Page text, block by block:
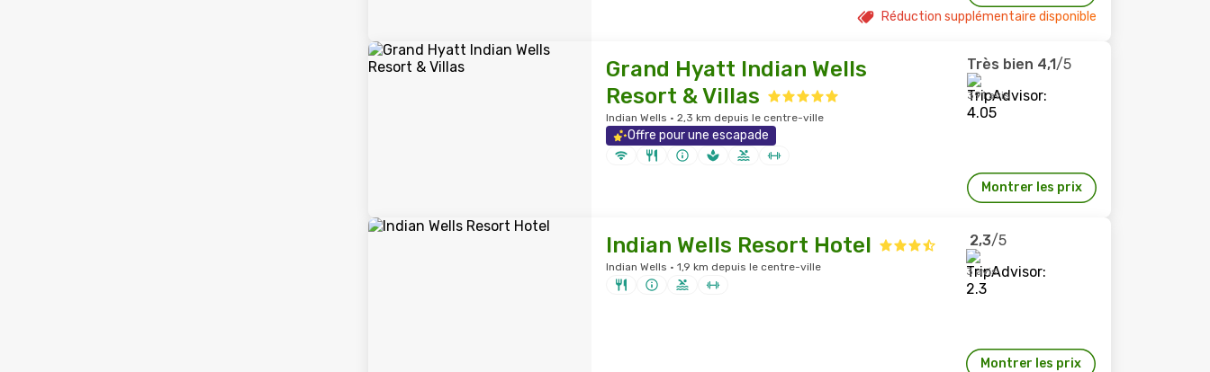
Réduction supplémentaire disponible
Grand Hyatt Indian Wells
Resort & Villas
Indian Wells · 2,3 km depuis le centre-ville
Offre pour une escapade
Très bien 4,1/5
391 avis
Montrer les prix
Indian Wells Resort Hotel
Indian Wells · 1,9 km depuis le centre-ville
2,3/5
3 avis
Montrer les prix